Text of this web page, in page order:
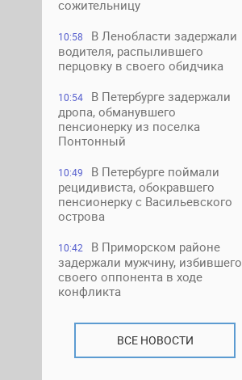
сожительницу
10:58
В Ленобласти задержали
водителя, распылившего
перцовку в своего обидчика
10:54
В Петербурге задержали
дропа, обманувшего
пенсионерку из поселка
Понтонный
10:49
В Петербурге поймали
рецидивиста, обокравшего
пенсионерку с Васильевского
острова
10:42
В Приморском районе
задержали мужчину, избившего
своего оппонента в ходе
конфликта
ВСЕ НОВОСТИ